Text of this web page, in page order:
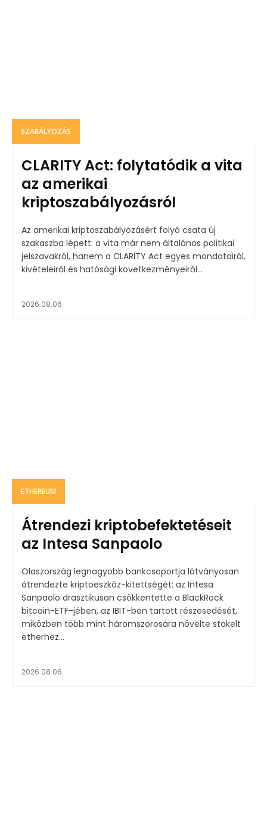
SZABÁLYOZÁS
CLARITY Act: folytatódik a vita
az amerikai
kriptoszabályozásról
Az amerikai kriptoszabályozásért folyó csata új
szakaszba lépett: a vita már nem általános politikai
jelszavakról, hanem a CLARITY Act egyes mondatairól,
kivételeiről és hatósági következményeiről...
2026.08.06.
ETHEREUM
Átrendezi kriptobefektetéseit
az Intesa Sanpaolo
Olaszország legnagyobb bankcsoportja látványosan
átrendezte kriptoeszköz-kitettségét: az Intesa
Sanpaolo drasztikusan csökkentette a BlackRock
bitcoin-ETF-jében, az IBIT-ben tartott részesedését,
miközben több mint háromszorosára növelte stakelt
etherhez...
2026.08.06.